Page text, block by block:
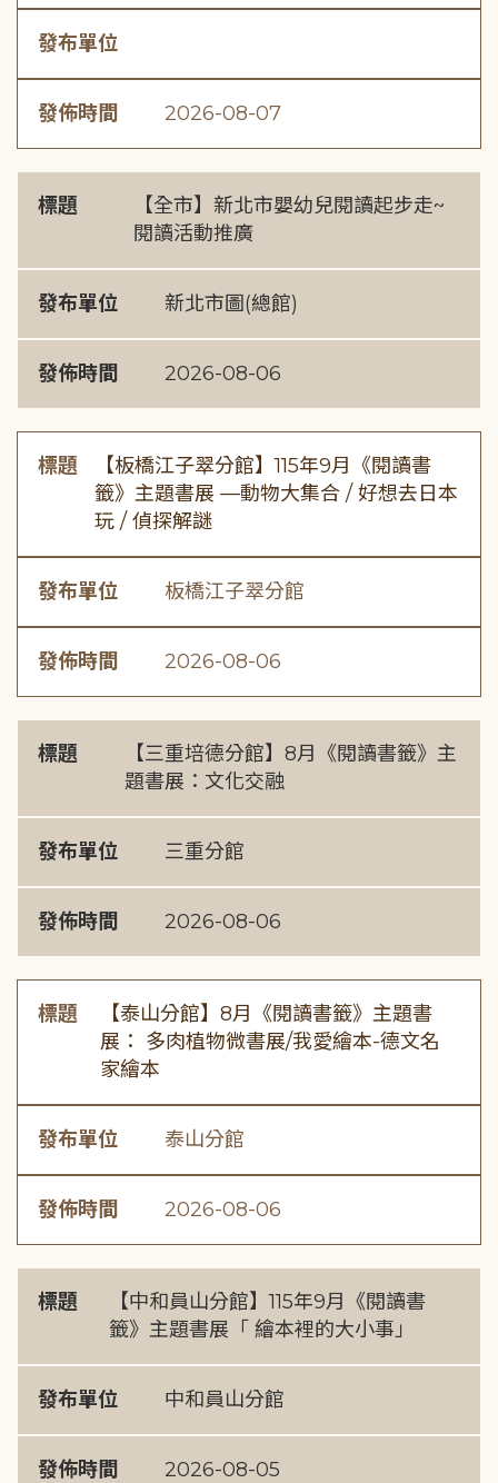
發布單位
發佈時間 2026-08-07
標題
【全市】新北市嬰幼兒閱讀起步走~
閱讀活動推廣
發布單位 新北市圖(總館)
發佈時間 2026-08-06
標題
【板橋江子翠分館】115年9月《閱讀書
籤》主題書展 —動物大集合 / 好想去日本
玩 / 偵探解謎
發布單位 板橋江子翠分館
發佈時間 2026-08-06
標題
【三重培德分館】8月《閱讀書籤》主
題書展：文化交融
發布單位 三重分館
發佈時間 2026-08-06
標題
【泰山分館】8月《閱讀書籤》主題書
展： 多肉植物微書展/我愛繪本-德文名
家繪本
發布單位 泰山分館
發佈時間 2026-08-06
標題
【中和員山分館】115年9月《閱讀書
籤》主題書展「 繪本裡的大小事」
發布單位 中和員山分館
發佈時間 2026-08-05